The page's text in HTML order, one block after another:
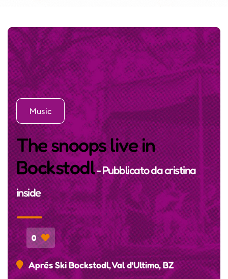
Music
The snoops live in
Bockstodl- Pubblicato dacristina
inside
0
Aprés Ski Bockstodl, Val d'Ultimo, BZ